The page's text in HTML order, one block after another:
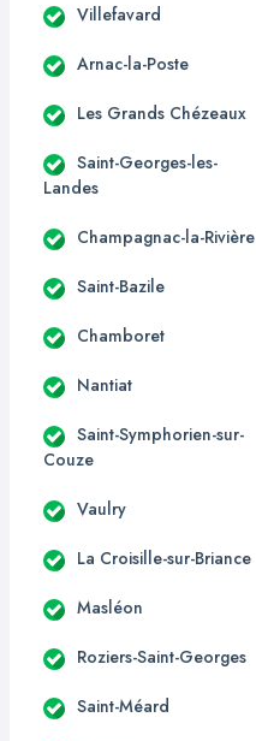
Villefavard
Arnac-la-Poste
Les Grands Chézeaux
Saint-Georges-les-
Landes
Champagnac-la-Rivière
Saint-Bazile
Chamboret
Nantiat
Saint-Symphorien-sur-
Couze
Vaulry
La Croisille-sur-Briance
Masléon
Roziers-Saint-Georges
Saint-Méard